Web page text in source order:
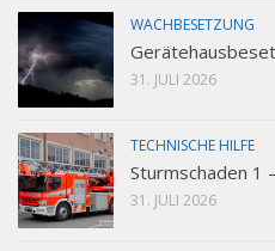
WACHBESETZUNG
31. JULI 2026
TECHNISCHE HILFE
Sturmschaden 1
31. JULI 2026